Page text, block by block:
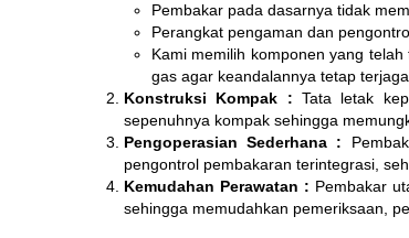
Pembakar pada dasarnya tidak
Perangkat pengaman dan
Kami memilih komponen yang
gas agar keandalannya tetap terjaga.
Konstruksi Kompak : Tata letak
sepenuhnya kompak sehingga
Pengoperasian Sederhana :
pengontrol pembakaran terintegrasi,
Kemudahan Perawatan : Pembakar
sehingga memudahkan pemeriksaan,